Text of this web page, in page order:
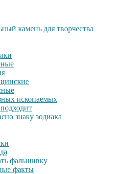
камень для творчества
ископаемых
знаку зодиака
фальшивку
факты